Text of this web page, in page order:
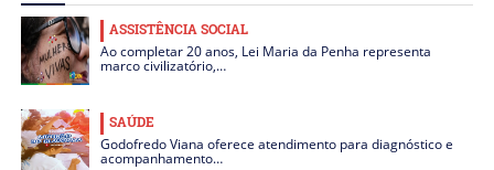
ASSISTÊNCIA SOCIAL
Ao completar 20 anos, Lei Maria da Penha representa
marco civilizatório,…
SAÚDE
Godofredo Viana oferece atendimento para diagnóstico e
acompanhamento…